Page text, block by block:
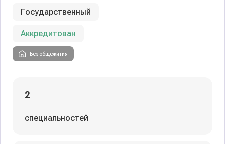
Государственный
Аккредитован
Без общежития
2
специальностей